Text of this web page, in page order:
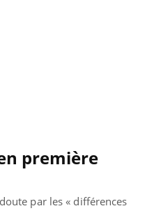
première
par les « différences